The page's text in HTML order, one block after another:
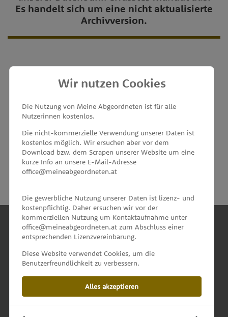
Es handelt sich um eine nicht aktualisierte
Archivversion.
MEINE ABGEORDNETEN
unterstützt von
INFO
IMPRESSUM & KONTAKT
Wir nutzen Cookies
Die Nutzung von Meine Abgeordneten ist für alle
Nutzerinnen kostenlos.
Die nicht-kommerzielle Verwendung unserer Daten ist
kostenlos möglich. Wir ersuchen aber vor dem
Download bzw. dem Scrapen unserer Website um eine
kurze Info an unsere E-Mail-Adresse
office@meineabgeordneten.at
Die gewerbliche Nutzung unserer Daten ist lizenz- und
kostenpflichtig. Daher ersuchen wir vor der
kommerziellen Nutzung um Kontaktaufnahme unter
office@meineabgeordneten.at zum Abschluss einer
entsprechenden Lizenzvereinbarung.
Diese Website verwendet Cookies, um die
Benutzerfreundlichkeit zu verbessern.
Alles akzeptieren